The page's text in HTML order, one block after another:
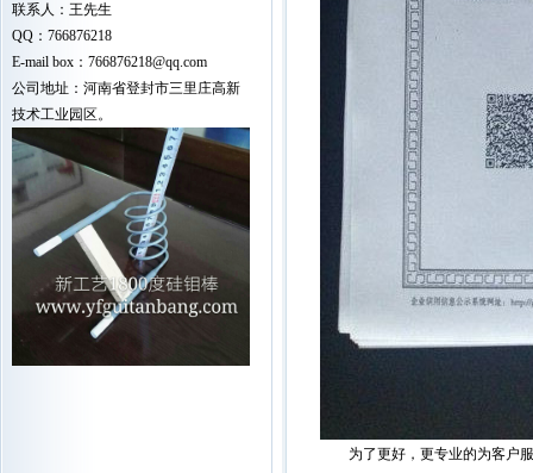
联系人：王先生
QQ：766876218
E-mail box：766876218@qq.com
公司地址：河南省登封市三里庄高新
技术工业园区。
为了更好，更专业的为客户服